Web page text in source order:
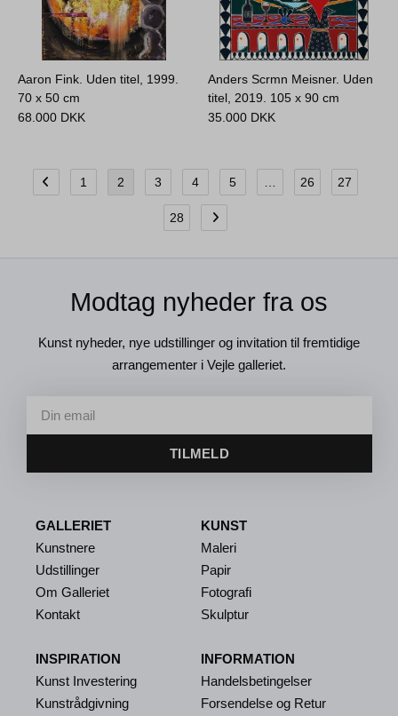
Aaron Fink. Uden titel, 1999.
70 x 50 cm
68.000 DKK
Anders Scrmn Meisner. Uden
titel, 2019. 105 x 90 cm
35.000 DKK
1 2 3 4 5 26 27
28
Modtag nyheder fra os
Kunst nyheder, nye udstillinger og invitation til fremtidige
arrangementer i Vejle galleriet.
TILMELD
GALLERIET
Kunstnere
Udstillinger
Om Galleriet
Kontakt
INSPIRATION
Kunst Investering
Kunstrådgivning
KUNST
Maleri
Papir
Fotografi
Skulptur
INFORMATION
Handelsbetingelser
Forsendelse og Retur